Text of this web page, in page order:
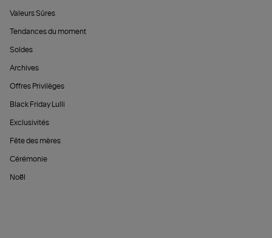
Valeurs Sûres
Tendances du moment
Soldes
Archives
Offres Privilèges
Black Friday Lulli
Exclusivités
Fête des mères
Cérémonie
Noël